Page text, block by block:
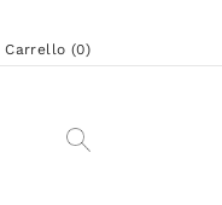
Carrello (0)